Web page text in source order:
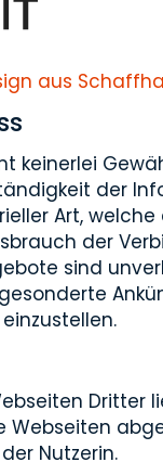
aus
keinerlei
der
Art,
der
sind
Dritter
Nutzerin.